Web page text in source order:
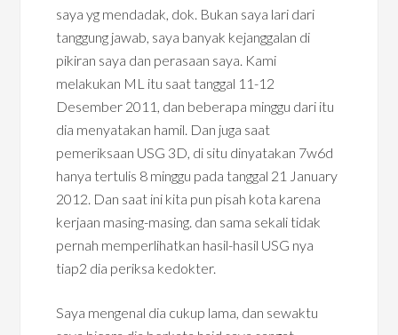
saya yg mendadak, dok. Bukan saya lari dari
tanggung jawab, saya banyak kejanggalan di
pikiran saya dan perasaan saya. Kami
melakukan ML itu saat tanggal 11-12
Desember 2011, dan beberapa minggu dari itu
dia menyatakan hamil. Dan juga saat
pemeriksaan USG 3D, di situ dinyatakan 7w6d
hanya tertulis 8 minggu pada tanggal 21 January
2012. Dan saat ini kita pun pisah kota karena
kerjaan masing-masing. dan sama sekali tidak
pernah memperlihatkan hasil-hasil USG nya
tiap2 dia periksa kedokter.
Saya mengenal dia cukup lama, dan sewaktu